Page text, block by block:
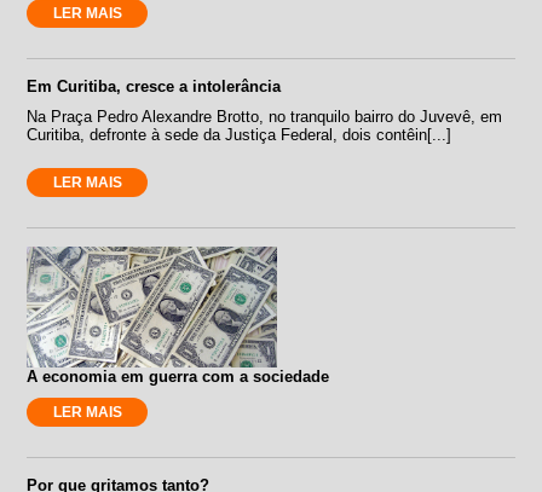
LER MAIS
Em Curitiba, cresce a intolerância
Na Praça Pedro Alexandre Brotto, no tranquilo bairro do Juvevê, em
Curitiba, defronte à sede da Justiça Federal, dois contêin[...]
LER MAIS
A economia em guerra com a sociedade
LER MAIS
Por que gritamos tanto?